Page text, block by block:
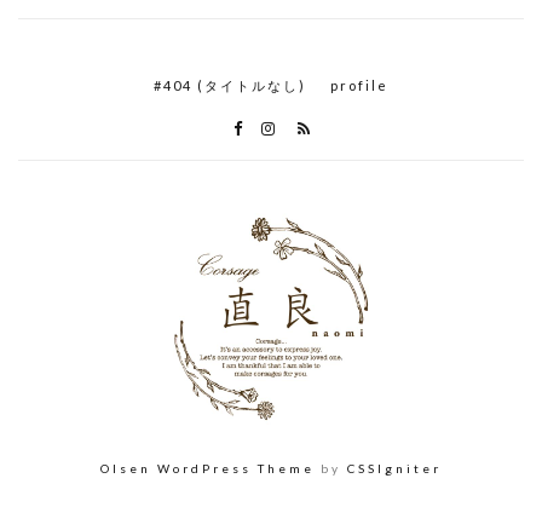
#404 (タイトルなし) profile
Olsen WordPress Theme by CSSIgniter